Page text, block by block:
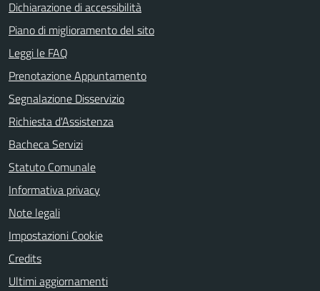
Dichiarazione di accessibilità
Piano di miglioramento del sito
Leggi le FAQ
Prenotazione Appuntamento
Segnalazione Disservizio
Richiesta d'Assistenza
Bacheca Servizi
Statuto Comunale
Informativa privacy
Note legali
Impostazioni Cookie
Credits
Ultimi aggiornamenti